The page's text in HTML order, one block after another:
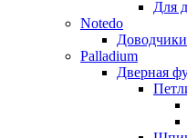
Для
Notedo
Доводчики
Palladium
Дверная